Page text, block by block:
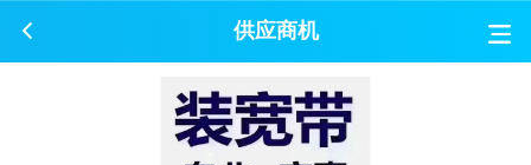
供应商机